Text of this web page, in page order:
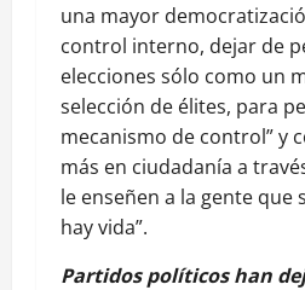
una mayor
control interno, dejar de
elecciones sólo como un
selección de élites, para
mecanismo de control” y
más en ciudadanía a
le enseñen a la gente que
hay vida”.
Partidos políticos han